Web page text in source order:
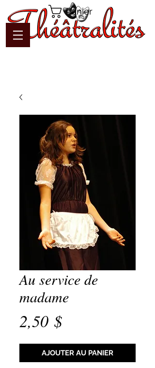
Panier
Au service de
madame
2,50 $Prix
AJOUTER AU PANIER